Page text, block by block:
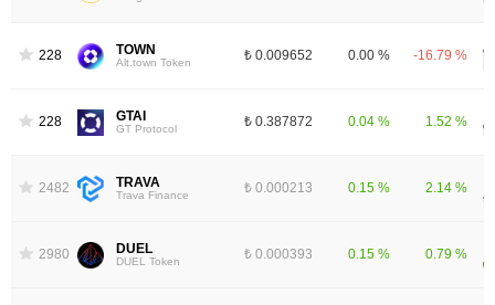
2284 TOWN
Alt.town Token ₺ 0.009652 0.00 % -16.79 %
2287 GTAI
GT Protocol ₺ 0.387872 0.04 % 1.52 %
2482 TRAVA
Trava Finance ₺ 0.000213 0.15 % 2.14 %
2980 DUEL
DUEL Token ₺ 0.000393 0.15 % 0.79 %